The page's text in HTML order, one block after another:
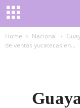
Home Nacional
de ventas yucatecas en...